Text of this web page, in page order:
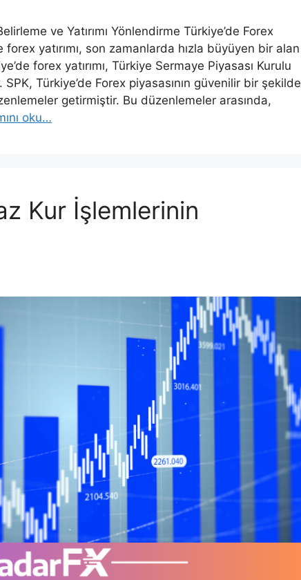
ve Yatırımı Yönlendirme Türkiye’de Forex
forex yatırımı, son zamanlarda hızla büyüyen bir alan
forex yatırımı, Türkiye Sermaye Piyasası Kurulu
Türkiye’de Forex piyasasının güvenilir bir şekilde
getirmiştir. Bu düzenlemeler arasında,
oku…
Kur İşlemlerinin